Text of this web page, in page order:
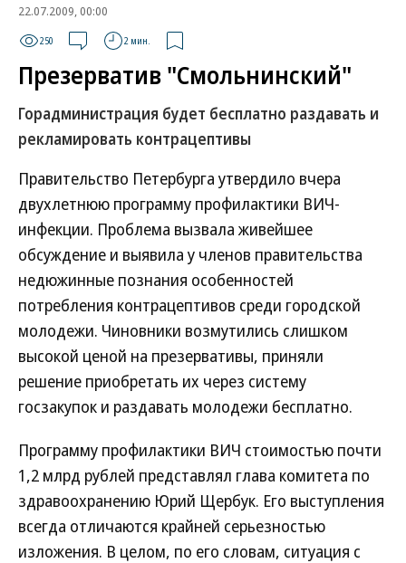
22.07.2009, 00:00
250 2 мин.
Презерватив "Смольнинский"
Горадминистрация будет бесплатно раздавать и
рекламировать контрацептивы
Правительство Петербурга утвердило вчера
двухлетнюю программу профилактики ВИЧ-
инфекции. Проблема вызвала живейшее
обсуждение и выявила у членов правительства
недюжинные познания особенностей
потребления контрацептивов среди городской
молодежи. Чиновники возмутились слишком
высокой ценой на презервативы, приняли
решение приобретать их через систему
госзакупок и раздавать молодежи бесплатно.
Программу профилактики ВИЧ стоимостью почти
1,2 млрд рублей представлял глава комитета по
здравоохранению Юрий Щербук. Его выступления
всегда отличаются крайней серьезностью
изложения. В целом, по его словам, ситуация с